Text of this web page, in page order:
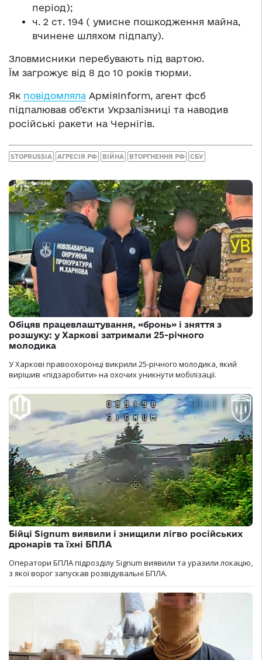
період);
ч. 2 ст. 194 ( умисне пошкодження майна,
вчинене шляхом підпалу).
Зловмисники перебувають під вартою.
Їм загрожує від 8 до 10 років тюрми.
Як повідомляла АрміяInform, агент фсб
підпалював об’єкти Укрзалізниці та наводив
російські ракети на Чернігів.
STOPRUSSIA АГРЕСІЯ РФ ВІЙНА ВТОРГНЕННЯ РФ СБУ
Обіцяв працевлаштування, «бронь» і зняття з
розшуку: у Харкові затримали 25-річного
молодика
У Харкові правоохоронці викрили 25-річного молодика, який
вирішив «підзаробити» на охочих уникнути мобілізації.
Бійці Signum виявили і знищили лігво російських
дронарів та їхні БПЛА
Оператори БПЛА підрозділу Signum виявили та уразили локацію,
з якої ворог запускав розвідувальні БПЛА.